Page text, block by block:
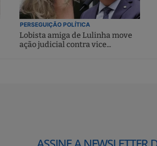
PERSEGUIÇÃO POLÍTICA
Lobista amiga de Lulinha move
ação judicial contra vice...